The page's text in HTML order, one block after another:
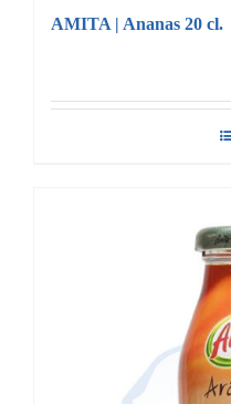
AMITA | Ananas 20 cl.